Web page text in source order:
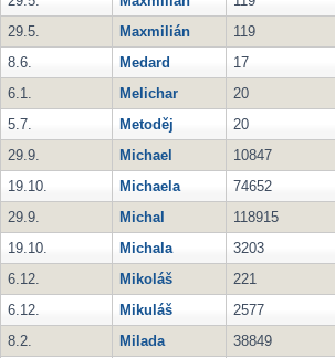
29.5.
Maxmilián 119
8.6.
Medard 17
6.1.
Melichar 20
5.7.
Metoděj 20
29.9.
Michael 10847
19.10.
Michaela 74652
29.9.
Michal 118915
19.10.
Michala 3203
6.12.
Mikoláš 221
6.12.
Mikuláš 2577
8.2.
Milada 38849